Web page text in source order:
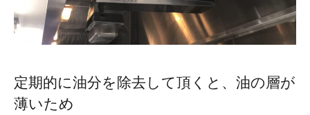
定期的に油分を除去して頂くと、油の層が
薄いため